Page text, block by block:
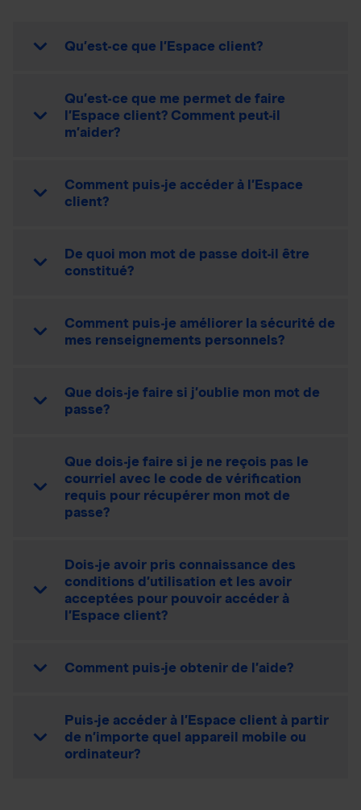
Qu’est-ce que l’Espace client?
Qu’est-ce que me permet de faire
l’Espace client? Comment peut-il
m’aider?
Comment puis-je accéder à l’Espace
client?
De quoi mon mot de passe doit-il être
constitué?
Comment puis-je améliorer la sécurité de
mes renseignements personnels?
Que dois-je faire si j’oublie mon mot de
passe?
Que dois-je faire si je ne reçois pas le
courriel avec le code de vérification
requis pour récupérer mon mot de
passe?
Dois-je avoir pris connaissance des
conditions d’utilisation et les avoir
acceptées pour pouvoir accéder à
l’Espace client?
Comment puis-je obtenir de l’aide?
Puis-je accéder à l’Espace client à partir
de n’importe quel appareil mobile ou
ordinateur?